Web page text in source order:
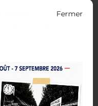
Fermer
vous pouvez
pour des conseils
de l’aide